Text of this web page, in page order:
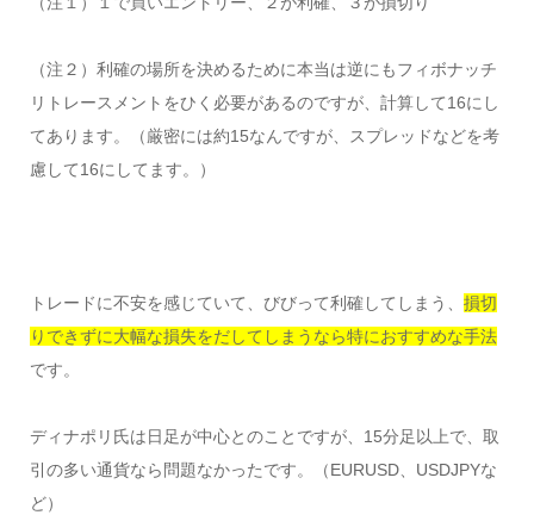
（注２）利確の場所を決めるために本当は逆にもフィボナッチ
リトレースメントをひく必要があるのですが、計算して16にし
てあります。（厳密には約15なんですが、スプレッドなどを考
慮して16にしてます。）
トレードに不安を感じていて、びびって利確してしまう、 損切
りできずに大幅な損失をだしてしまうなら特におすすめな手法
です。
ディナポリ氏は日足が中心とのことですが、15分足以上で、取
引の多い通貨なら問題なかったです。（EURUSD、USDJPYな
ど）